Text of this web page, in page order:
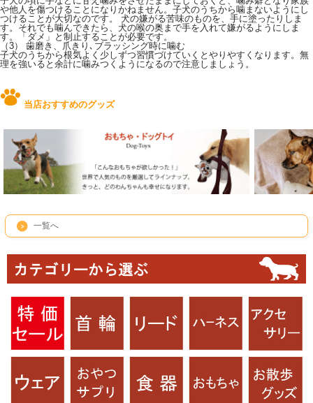
や他人を傷つけることになりかねません。子犬のうちから噛まないようにし
つけることが大切なのです。 犬の嫌がる苦味のものを、手に塗ったりしま
す。それでも噛んできたら、犬の喉の奥まで手を入れて嫌がるようにしま
す。「ダメ」と制止することが必要です。
（3） 歯磨き、爪きり､ブラッシング時に噛む
子犬のうちから根気よく少しずつ習慣づけていくとやりやすくなります。無
理を強いると余計に噛みつくようになるので注意しましょう。
当店おすすめのグッズ
一覧へ